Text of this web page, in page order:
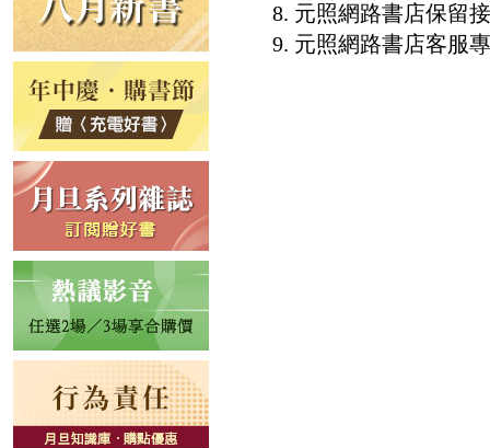
8. 元照網路書店保留
9. 元照網路書店客服